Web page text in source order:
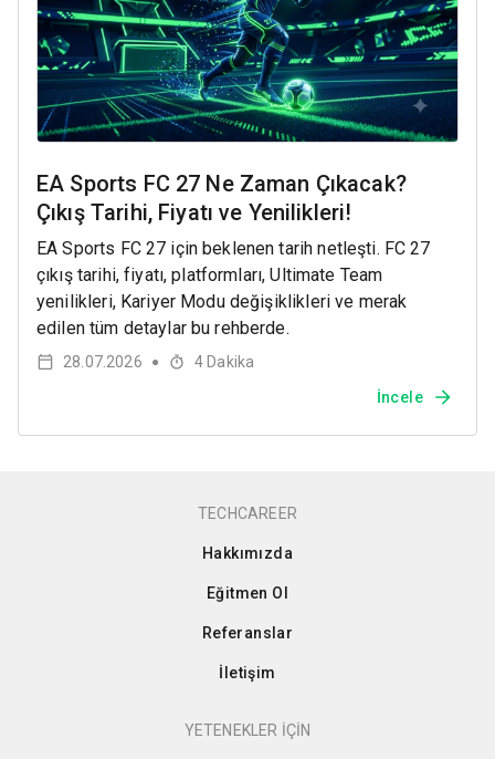
EA Sports FC 27 Ne Zaman Çıkacak?
Çıkış Tarihi, Fiyatı ve Yenilikleri!
EA Sports FC 27 için beklenen tarih netleşti. FC 27
çıkış tarihi, fiyatı, platformları, Ultimate Team
yenilikleri, Kariyer Modu değişiklikleri ve merak
edilen tüm detaylar bu rehberde.
28.07.2026 ● 4 Dakika
İncele
TECHCAREER
Hakkımızda
Eğitmen Ol
Referanslar
İletişim
YETENEKLER İÇİN